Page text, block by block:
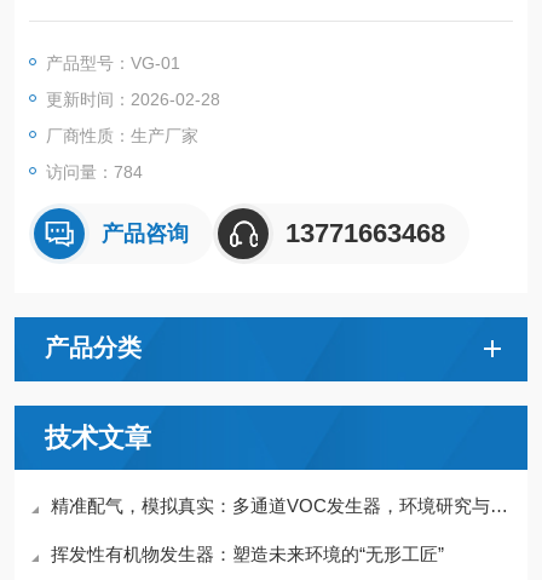
内精确控制，同时可实现气体的流量、温度的精确控制
产品型号：VG-01
更新时间：2026-02-28
厂商性质：生产厂家
访问量：784
产品咨询 13771663468
产品分类
技术文章
精准配气，模拟真实：多通道VOC发生器，环境研究与检测校准的可靠之源
挥发性有机物发生器：塑造未来环境的“无形工匠”